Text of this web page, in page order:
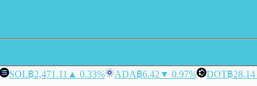
SOL฿2,471.11 ▲ 0.33% ADA฿6.42 ▼ 0.97% DOT฿28.14